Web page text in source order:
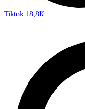
Tiktok 18,8K